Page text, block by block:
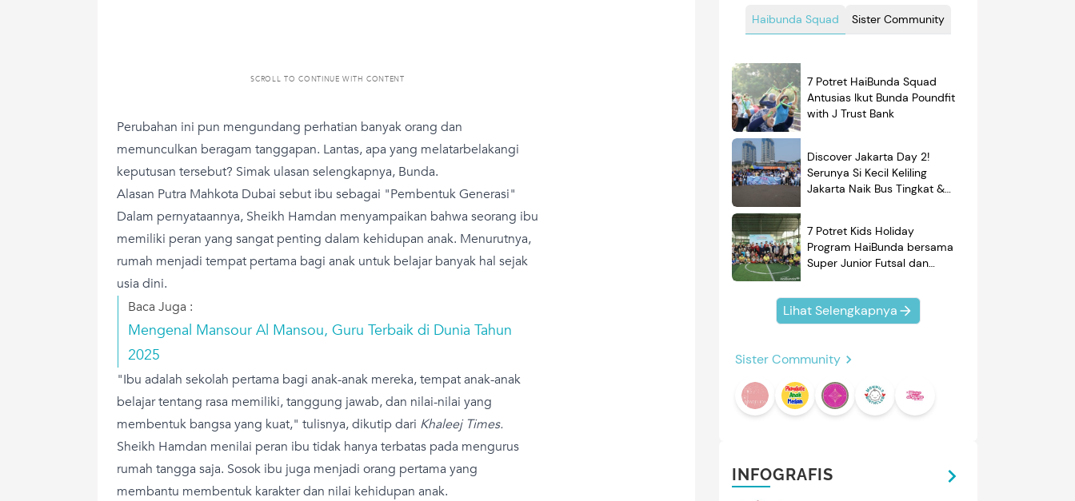
SCROLL TO CONTINUE WITH CONTENT
Perubahan ini pun mengundang perhatian banyak orang dan
memunculkan beragam tanggapan. Lantas, apa yang melatarbelakangi
keputusan tersebut? Simak ulasan selengkapnya, Bunda.
Alasan Putra Mahkota Dubai sebut ibu sebagai "Pembentuk Generasi"
Dalam pernyataannya, Sheikh Hamdan menyampaikan bahwa seorang ibu
memiliki peran yang sangat penting dalam kehidupan anak. Menurutnya,
rumah menjadi tempat pertama bagi anak untuk belajar banyak hal sejak
usia dini.
Baca Juga :
Mengenal Mansour Al Mansou, Guru Terbaik di Dunia Tahun
2025
"Ibu adalah sekolah pertama bagi anak-anak mereka, tempat anak-anak
belajar tentang rasa memiliki, tanggung jawab, dan nilai-nilai yang
membentuk bangsa yang kuat," tulisnya, dikutip dari Khaleej Times.
Sheikh Hamdan menilai peran ibu tidak hanya terbatas pada mengurus
rumah tangga saja. Sosok ibu juga menjadi orang pertama yang
membantu membentuk karakter dan nilai kehidupan anak.
Haibunda Squad Sister Community
7 Potret HaiBunda Squad
Antusias Ikut Bunda Poundfit
with J Trust Bank
Discover Jakarta Day 2!
Serunya Si Kecil Keliling
Jakarta Naik Bus Tingkat &
7 Potret Kids Holiday
Program HaiBunda bersama
Super Junior Futsal dan
Kompak Banget!
Lihat Selengkapnya
Sister Community
INFOGRAFIS